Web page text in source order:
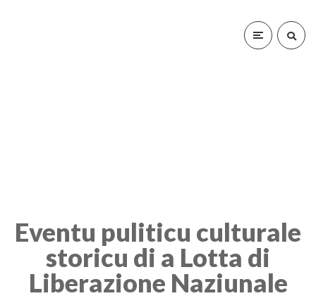
Eventu puliticu culturale
storicu di a Lotta di
Liberazione Naziunale